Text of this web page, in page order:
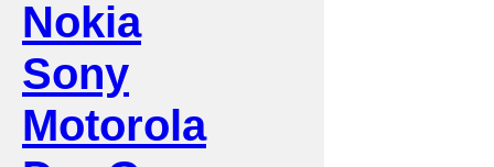
Nokia
Sony
Motorola